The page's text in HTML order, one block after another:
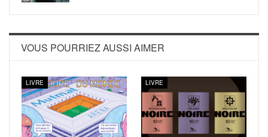
VOUS POURRIEZ AUSSI AIMER
LIVRE LIVRE